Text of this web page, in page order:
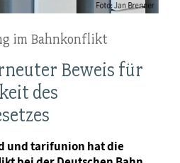
im Bahnkonflikt
Beweis für
des
und tarifunion hat die